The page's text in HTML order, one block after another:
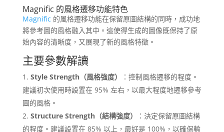
Magnific 的風格遷移功能特色
Magnific 的風格遷移功能在保留原圖結構的同時，成功地
將參考圖的風格融入其中。​這使得生成的圖像既保持了原
始內容的清晰度，又展現了新的風格特徵。​
主要參數解讀
Style Strength（風格強度）
：​控制風格遷移的程度。
建議初次使用時設置在 95% 左右，以最大程度地遷移參考
圖的風格。​
Structure Strength（結構強度）
：​決定保留原圖結構
的程度。建議設置在 85% 以上，最好是 100%，以確保輸